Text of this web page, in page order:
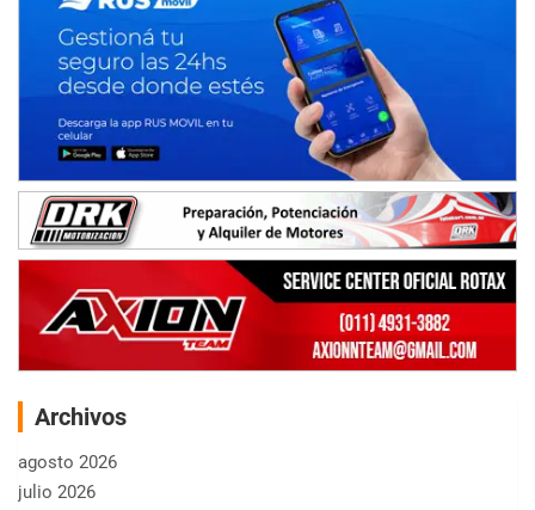
Archivos
agosto 2026
julio 2026